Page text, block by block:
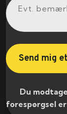
Du
forespørgsel